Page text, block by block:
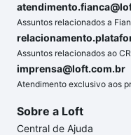
Assuntos relacionados a
Assuntos relacionados ao
imprensa@loft.com.br
Atendimento exclusivo aos
Sobre a Loft
Central de Ajuda